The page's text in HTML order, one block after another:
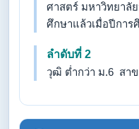
ศาสตร์ มหาวิทยาลั
ศึกษาแล้วเมื่อปีการ
ลำดับที่ 2
วุฒิ ต่ำกว่า ม.6 สา